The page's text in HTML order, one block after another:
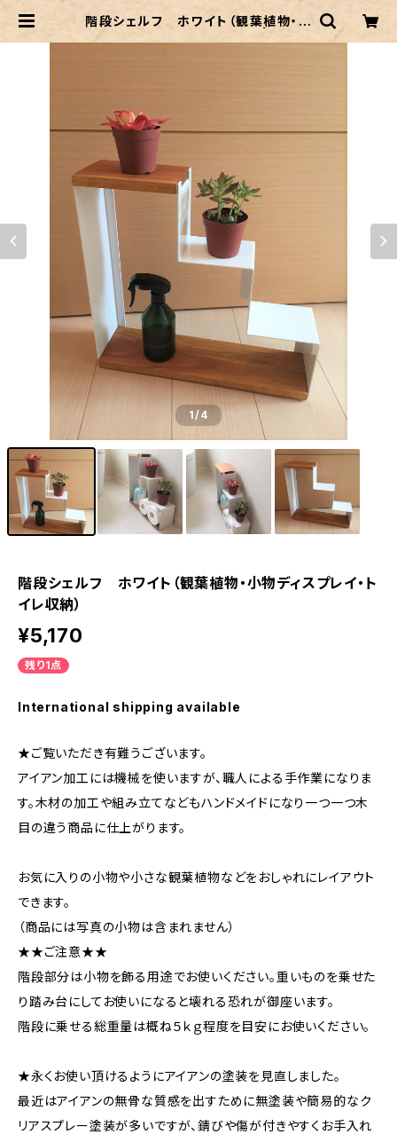
階段シェルフ ホワイト（観葉植物・小
物ディスプレイ・トイレ収納） | craft
1/4
階段シェルフ ホワイト（観葉植物・小物ディスプレイ・ト
イレ収納）
¥5,170
残り1点
International shipping available
★ご覧いただき有難うございます。
アイアン加工には機械を使いますが、職人による手作業になりま
す。木材の加工や組み立てなどもハンドメイドになり一つ一つ木
目の違う商品に仕上がります。
お気に入りの小物や小さな観葉植物などをおしゃれにレイアウト
できます。
（商品には写真の小物は含まれません）
★★ご注意★★
階段部分は小物を飾る用途でお使いください。重いものを乗せた
り踏み台にしてお使いになると壊れる恐れが御座います。
階段に乗せる総重量は概ね５ｋｇ程度を目安にお使いください。
★永くお使い頂けるようにアイアンの塗装を見直しました。
最近はアイアンの無骨な質感を出すために無塗装や簡易的なク
リアスプレー塗装が多いですが、錆びや傷が付きやすくお手入れ